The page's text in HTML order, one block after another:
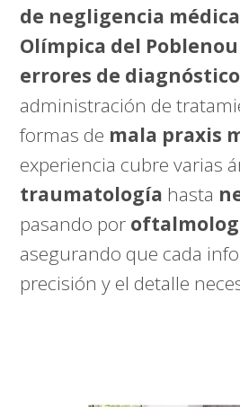
de negligencia
Olímpica del Poblenou
errores de diagnóstico
administración de
formas de mala praxis
experiencia cubre varias
traumatología hasta
pasando por
asegurando que cada
precisión y el detalle